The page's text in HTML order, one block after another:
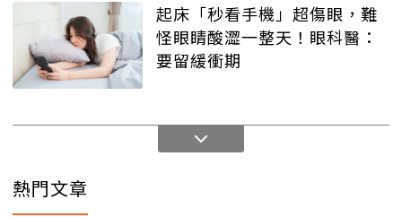
起床「秒看手機」超傷眼，難
怪眼睛酸澀一整天！眼科醫：
要留緩衝期
熱門文章